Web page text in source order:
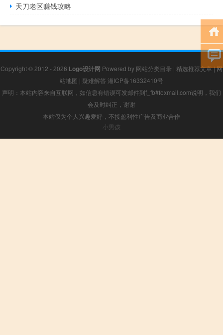
天刀老区赚钱攻略
Copyright © 2012 - 2026 Logo设计网 Powered by 网站分类目录 | 精选推荐文章|网
站地图 | 疑难解答 湘ICP备16332410号
声明：本站内容来自互联网，如信息有错误可发邮件到f_fb#foxmail.com说明，我们
会及时纠正，谢谢
本站仅为个人兴趣爱好，不接盈利性广告及商业合作
小男孩